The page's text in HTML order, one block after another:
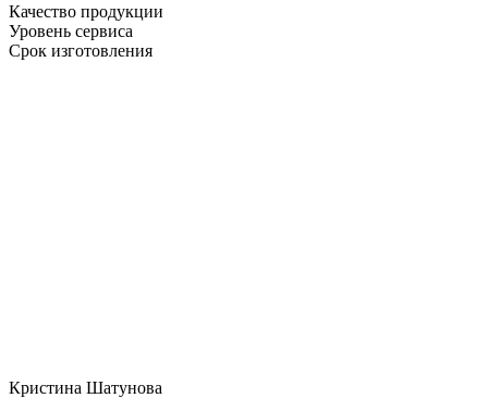
Качество продукции
Уровень сервиса
Срок изготовления
Кристина Шатунова